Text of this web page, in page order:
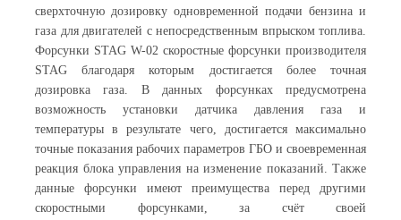
сверхточную дозировку одновременной подачи бензина и
газа для двигателей с непосредственным впрыском топлива.
Форсунки STAG W-02 скоростные форсунки производителя
STAG благодаря которым достигается более точная
дозировка газа. В данных форсунках предусмотрена
возможность установки датчика давления газа и
температуры в результате чего, достигается максимально
точные показания рабочих параметров ГБО и своевременная
реакция блока управления на изменение показаний. Также
данные форсунки имеют преимущества перед другими
скоростными форсунками, за счёт своей